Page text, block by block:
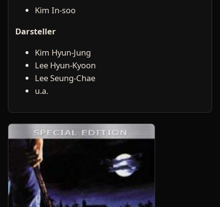
Kim In-soo
Darsteller
Kim Hyun-Jung
Lee Hyun-Kyoon
Lee Seung-Chae
u.a.